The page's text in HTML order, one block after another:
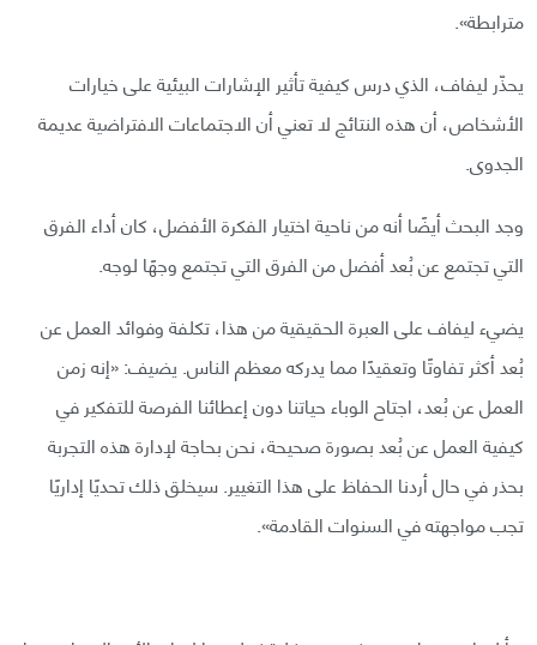
مترابطة».
يحذّر ليفاف، الذي درس كيفية تأثير الإشارات البيئية على خيارات
الأشخاص، أن هذه النتائج لا تعني أن الاجتماعات الافتراضية عديمة
الجدوى.
وجد البحث أيضًا أنه من ناحية اختيار الفكرة الأفضل، كان أداء الفرق
التي تجتمع عن بُعد أفضل من الفرق التي تجتمع وجهًا لوجه.
يضيء ليفاف على العبرة الحقيقية من هذا، تكلفة وفوائد العمل عن
بُعد أكثر تفاوتًا وتعقيدًا مما يدركه معظم الناس. يضيف: «إنه زمن
العمل عن بُعد، اجتاح الوباء حياتنا دون إعطائنا الفرصة للتفكير في
كيفية العمل عن بُعد بصورة صحيحة، نحن بحاجة لإدارة هذه التجربة
بحذر في حال أردنا الحفاظ على هذا التغيير. سيخلق ذلك تحديًا إداريًا
تجب مواجهته في السنوات القادمة».